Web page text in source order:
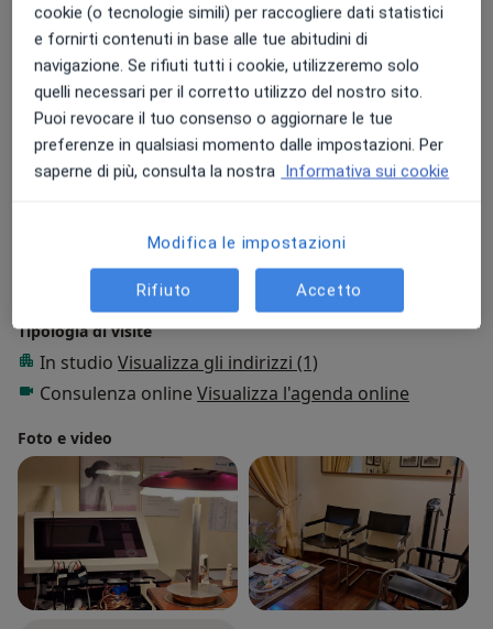
Biologia della riproduzione umana
Medicina fisica e riabilitazione
Mostra dettagli
Principali patologie trattate
Cisti ovariche Premenopausa Cistite
Cisti
Osteoporosi
+61a11y_sr_more_diseases
Adulti (Solo in alcuni indirizzi)
Bambini a partire da 14 anni (Solo in alcuni indirizzi)
Tipologia di visite
In studio Visualizza gli indirizzi (1)
Consulenza online Visualizza l'agenda online
Foto e video
cookie (o tecnologie simili) per raccogliere dati statistici
e fornirti contenuti in base alle tue abitudini di
navigazione. Se rifiuti tutti i cookie, utilizzeremo solo
quelli necessari per il corretto utilizzo del nostro sito.
Puoi revocare il tuo consenso o aggiornare le tue
preferenze in qualsiasi momento dalle impostazioni. Per
saperne di più, consulta la nostra Informativa sui cookie
Modifica le impostazioni
Rifiuto Accetto